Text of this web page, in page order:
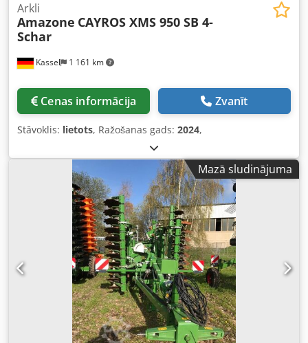
Kassel 1 161 km
Arkli
Amazone CAYROS XMS 950 SB 4-
Schar
Cenas informācija Zvanīt
Stāvoklis: lietots, Ražošanas gads: 2024,
Mazā sludinājuma